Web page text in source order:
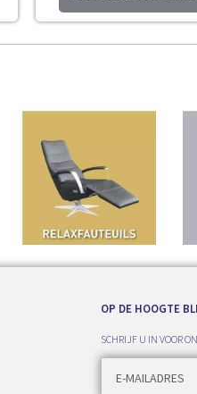
OP DE HOOGTE
SCHRIJF U IN VOOR